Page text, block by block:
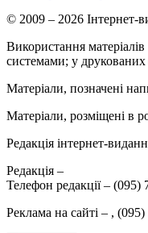
© 2009 – 2026 Інтернет-
Використання
системами; у
Матеріали, позначені
Матеріали, розміщені в
Редакція інтернет-
Редакція –
Телефон редакції – (095)
Реклама на сайті – , (095)